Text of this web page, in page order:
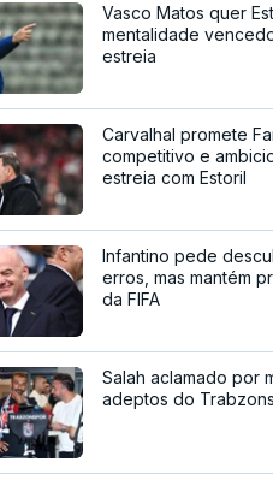
Vasco Matos quer
mentalidade
estreia
Carvalhal promete
competitivo e
estreia com Estoril
Infantino pede
erros, mas mantém
da FIFA
Salah aclamado por
adeptos do